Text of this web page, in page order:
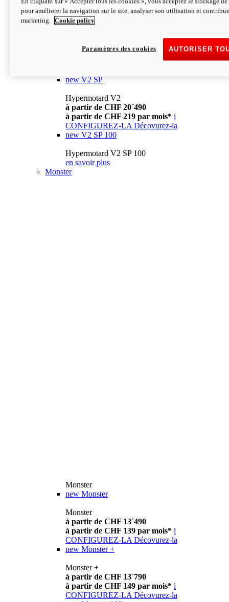
à partir de CHF 13´990 i
CONFIGUREZ-LA Décovurez-la
newV2
à partir de CHF 15´990
à partir de CHF 169 par mois* i
new V2 SP
Hypermotard V2
à partir de CHF 20´490
à partir de CHF 219 par mois* i
CONFIGUREZ-LA Décovurez-la
new V2 SP 100
Hypermotard V2 SP 100
en savoir plus
Monster
Monster
new Monster
Monster
à partir de CHF 13´490
à partir de CHF 139 par mois* i
CONFIGUREZ-LA Décovurez-la
new Monster +
Monster +
à partir de CHF 13´790
à partir de CHF 149 par mois* i
CONFIGUREZ-LA Décovurez-la
pour améliorer la navigation sur le site, analyser son utilisation et
marketing.
Cookie policy
AUTORISER
Paramètres des cookies